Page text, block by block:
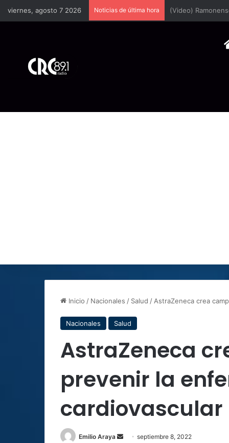
viernes, agosto 7 2026 Noticias de última hora
Inicio / Nacionales / Salud / AstraZeneca crea
Nacionales Salud
AstraZeneca
prevenir la
cardiovascular
Emilio Araya
Sendseptiembre 8, 2022